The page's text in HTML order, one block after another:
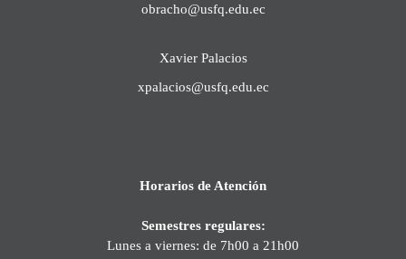
obracho@usfq.edu.ec
Xavier Palacios
xpalacios@usfq.edu.ec
Horarios de Atención
Semestres regulares:
Lunes a viernes: de 7h00 a 21h00